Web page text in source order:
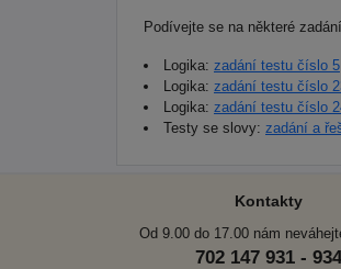
Podívejte se na některé
Logika: zadání testu číslo 5
Logika: zadání testu číslo
Logika: zadání testu číslo
Testy se slovy: zadání a
Kontakty
Od 9.00 do 17.00 nám
702 147 931 - 934